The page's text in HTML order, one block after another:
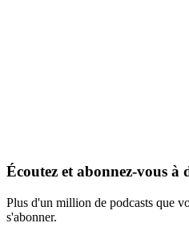
Écoutez et abonnez-vous à
Plus d'un million de podcasts que
s'abonner.